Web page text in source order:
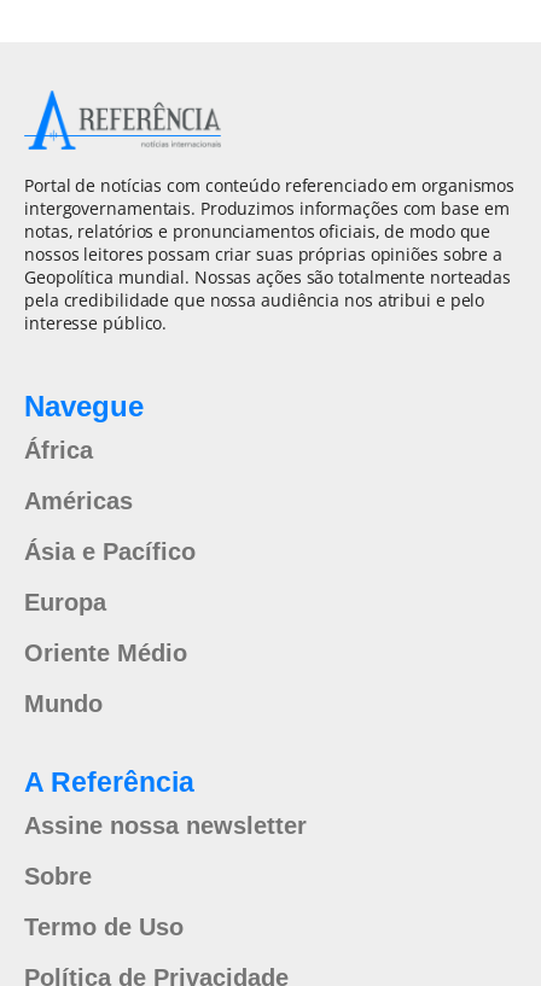
Portal de notícias com conteúdo referenciado em organismos
intergovernamentais. Produzimos informações com base em
notas, relatórios e pronunciamentos oficiais, de modo que
nossos leitores possam criar suas próprias opiniões sobre a
Geopolítica mundial. Nossas ações são totalmente norteadas
pela credibilidade que nossa audiência nos atribui e pelo
interesse público.
Navegue
África
Américas
Ásia e Pacífico
Europa
Oriente Médio
Mundo
A Referência
Assine nossa newsletter
Sobre
Termo de Uso
Política de Privacidade